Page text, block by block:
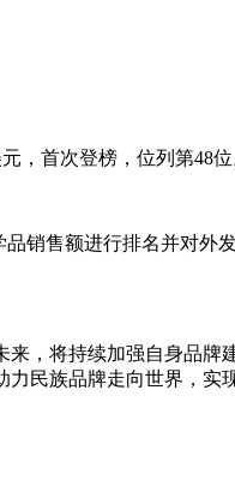
，首次登榜，位列第48位
销售额进行排名并对外
，将持续加强自身品牌
民族品牌走向世界，实